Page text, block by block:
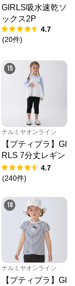
GIRLS吸水速乾ソ
ックス2P
4.7
(20件)
15
ナルミヤオンライン
【プティプラ】GI
RLS 7分丈レギン
ス
4.7
(240件)
18
ナルミヤオンライン
【プティプラ】GI